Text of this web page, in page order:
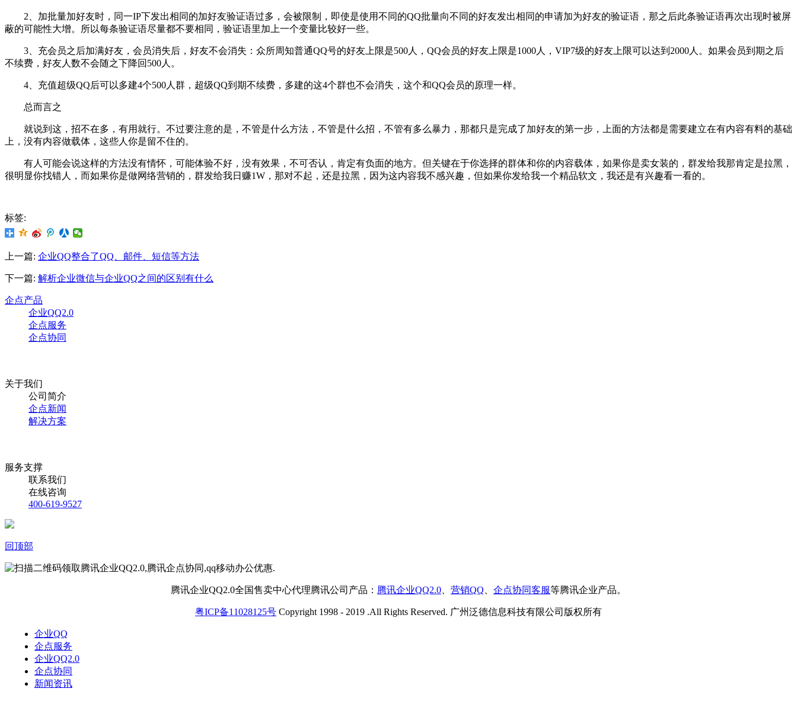
2、加批量加好友时，同一IP下发出相同的加好友验证语过多，会被限制，即使是使用不同的QQ批量向不同的好友发出相同的申请加为好友的验证语，那之后此条验证语再次出现时被屏
蔽的可能性大增。所以每条验证语尽量都不要相同，验证语里加上一个变量比较好一些。
3、充会员之后加满好友，会员消失后，好友不会消失：众所周知普通QQ号的好友上限是500人，QQ会员的好友上限是1000人，VIP7级的好友上限可以达到2000人。如果会员到期之后
不续费，好友人数不会随之下降回500人。
4、充值超级QQ后可以多建4个500人群，超级QQ到期不续费，多建的这4个群也不会消失，这个和QQ会员的原理一样。
总而言之
就说到这，招不在多，有用就行。不过要注意的是，不管是什么方法，不管是什么招，不管有多么暴力，那都只是完成了加好友的第一步，上面的方法都是需要建立在有内容有料的基础
上，没有内容做载体，这些人你是留不住的。
有人可能会说这样的方法没有情怀，可能体验不好，没有效果，不可否认，肯定有负面的地方。但关键在于你选择的群体和你的内容载体，如果你是卖女装的，群发给我那肯定是拉黑，
很明显你找错人，而如果你是做网络营销的，群发给我日赚1W，那对不起，还是拉黑，因为这内容我不感兴趣，但如果你发给我一个精品软文，我还是有兴趣看一看的。
标签:
上一篇: 企业QQ整合了QQ、邮件、短信等方法
下一篇: 解析企业微信与企业QQ之间的区别有什么
企点产品
企业QQ2.0
企点服务
企点协同
关于我们
公司简介
企点新闻
解决方案
服务支撑
联系我们
在线咨询
400-619-9527
回顶部
腾讯企业QQ2.0全国售卖中心代理腾讯公司产品： 腾讯企业QQ2.0 营销QQ 企点协同客服等腾讯企业产品。
粤ICP备11028125号 Copyright 1998 - 2019 .All Rights Reserved. 广州泛德信息科技有限公司版权所有
企业QQ
企点服务
企业QQ2.0
企点协同
新闻资讯